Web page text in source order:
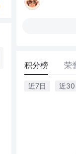
积分榜 荣
近7日 近30